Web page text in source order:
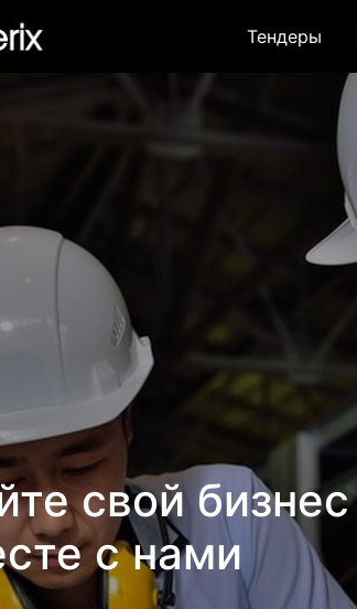
Тендеры
свой бизнес
с нами